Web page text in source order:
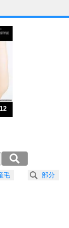
。
行動しないから。
で表現する。
毛 部分